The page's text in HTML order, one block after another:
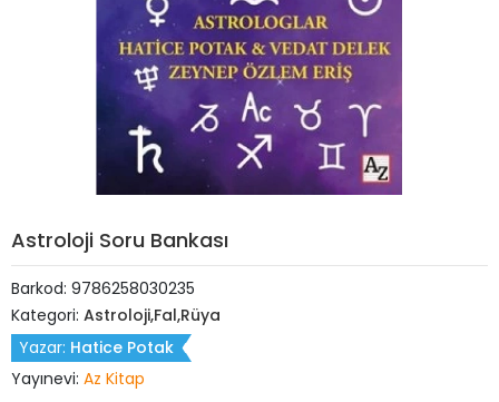
Astroloji Soru Bankası
Barkod: 9786258030235
Kategori: Astroloji,Fal,Rüya
Yazar: Hatice Potak
Yayınevi: Az Kitap